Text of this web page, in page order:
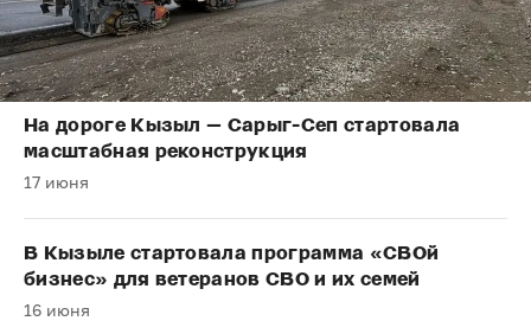
На дороге Кызыл — Сарыг-Сеп стартовала
масштабная реконструкция
17 июня
В Кызыле стартовала программа «СВОй
бизнес» для ветеранов СВО и их семей
16 июня